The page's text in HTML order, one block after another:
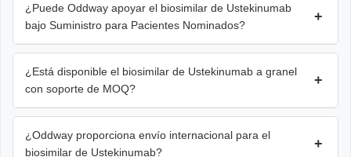
¿Puede Oddway apoyar el biosimilar de Ustekinumab
bajo Suministro para Pacientes Nominados?
+
¿Está disponible el biosimilar de Ustekinumab a granel
con soporte de MOQ?
+
¿Oddway proporciona envío internacional para el
biosimilar de Ustekinumab?
+